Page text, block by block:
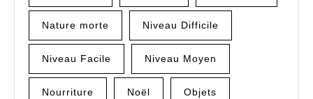
Nature morte Niveau Difficile
Niveau Facile Niveau Moyen
Nourriture Noël Objets